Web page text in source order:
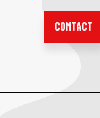
CONTACT